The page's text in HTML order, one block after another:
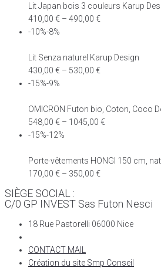
Lit Japan bois 3 couleurs Karup
410,00 € – 490,00 €
-10%-8%
Lit Senza naturel Karup Design
430,00 € – 530,00 €
-15%-9%
OMICRON Futon bio, Coton, Coco
548,00 € – 1045,00 €
-15%-12%
Porte-vêtements HONGI 150 cm,
170,00 € – 350,00 €
SIÈGE SOCIAL :
C/0 GP INVEST Sas Futon Nesci
18 Rue Pastorelli 06000 Nice
CONTACT MAIL
Création du site Smp Conseil